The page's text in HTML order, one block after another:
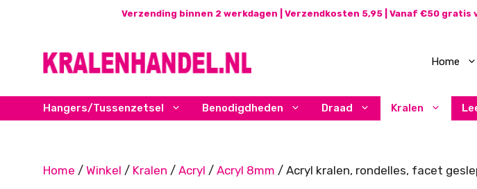
Verzending binnen 2 werkdagen | Verzendkosten 5,95 | Vanaf €50 gratis
Home
Hangers/Tussenzetsel Benodigdheden Draad Kralen
Home / Winkel / Kralen / Acryl / Acryl 8mm / Acryl kralen, rondelles, facet